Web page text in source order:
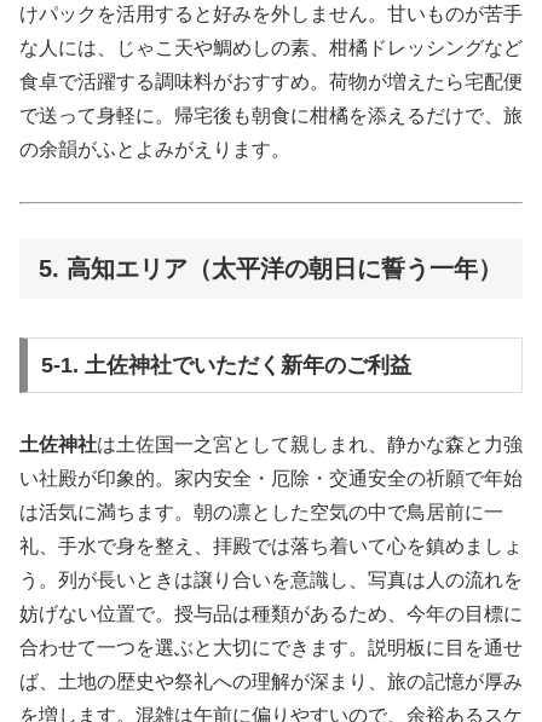
けパックを活用すると好みを外しません。甘いものが苦手
な人には、じゃこ天や鯛めしの素、柑橘ドレッシングなど
食卓で活躍する調味料がおすすめ。荷物が増えたら宅配便
で送って身軽に。帰宅後も朝食に柑橘を添えるだけで、旅
の余韻がふとよみがえります。
5. 高知エリア（太平洋の朝日に誓う一年）
5-1. 土佐神社でいただく新年のご利益
土佐神社は土佐国一之宮として親しまれ、静かな森と力強
い社殿が印象的。家内安全・厄除・交通安全の祈願で年始
は活気に満ちます。朝の凛とした空気の中で鳥居前に一
礼、手水で身を整え、拝殿では落ち着いて心を鎮めましょ
う。列が長いときは譲り合いを意識し、写真は人の流れを
妨げない位置で。授与品は種類があるため、今年の目標に
合わせて一つを選ぶと大切にできます。説明板に目を通せ
ば、土地の歴史や祭礼への理解が深まり、旅の記憶が厚み
を増します。混雑は午前に偏りやすいので、余裕あるスケ